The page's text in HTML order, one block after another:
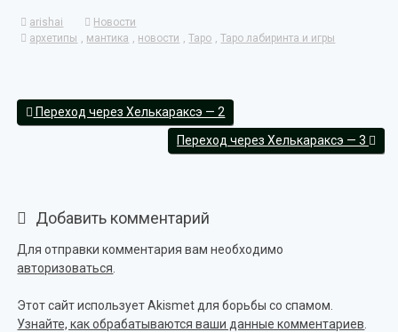
arishai
Новости
архетипы , мантика , новости ,Таро ,Таро лабиринта и игры
Переход через Хелькараксэ — 2
Переход через Хелькараксэ — 3
Добавить комментарий
Для отправки комментария вам необходимо
авторизоваться
Этот сайт использует Akismet для борьбы со спамом.
Узнайте, как обрабатываются ваши данные комментариев